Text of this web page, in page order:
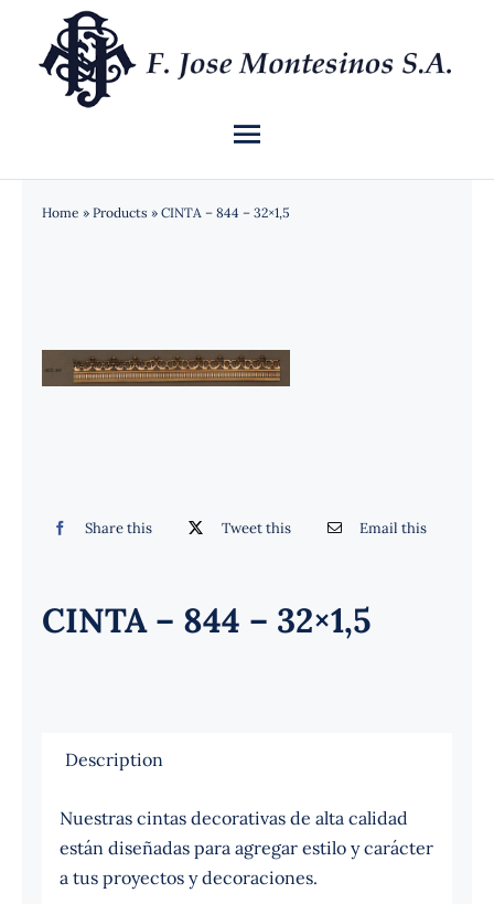
contenido
Toggle
Navigation
INICIO
NOTICIAS
Home » Products » CINTA – 844 – 32×1,5
Share this Tweet this Email this
CINTA – 844 – 32×1,5
Description
Nuestras cintas decorativas de alta calidad
están diseñadas para agregar estilo y carácter
a tus proyectos y decoraciones.